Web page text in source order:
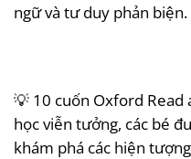
ngữ và tư duy phản biện.
💡 10 cuốn Oxford Read
học viễn tưởng, các bé
khám phá các hiện